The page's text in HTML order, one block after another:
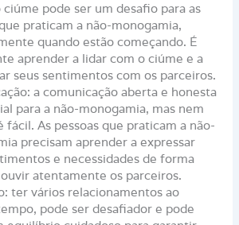
ciúme pode ser um desafio para as
praticam a não-monogamia,
quando estão começando. É
aprender a lidar com o ciúme e a
seus sentimentos com os parceiros.
a comunicação aberta e honesta
para a não-monogamia, mas nem
fácil. As pessoas que praticam a não-
precisam aprender a expressar
e necessidades de forma
atentamente os parceiros.
ter vários relacionamentos ao
pode ser desafiador e pode